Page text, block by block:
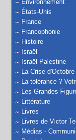
Environnement
États-Unis
France
Francophonie
Histoire
Israël
Israël-Palestine
La Crise
La tolérance ?
Les Grandes
Littérature
Livres
Livres de Victor
Médias -